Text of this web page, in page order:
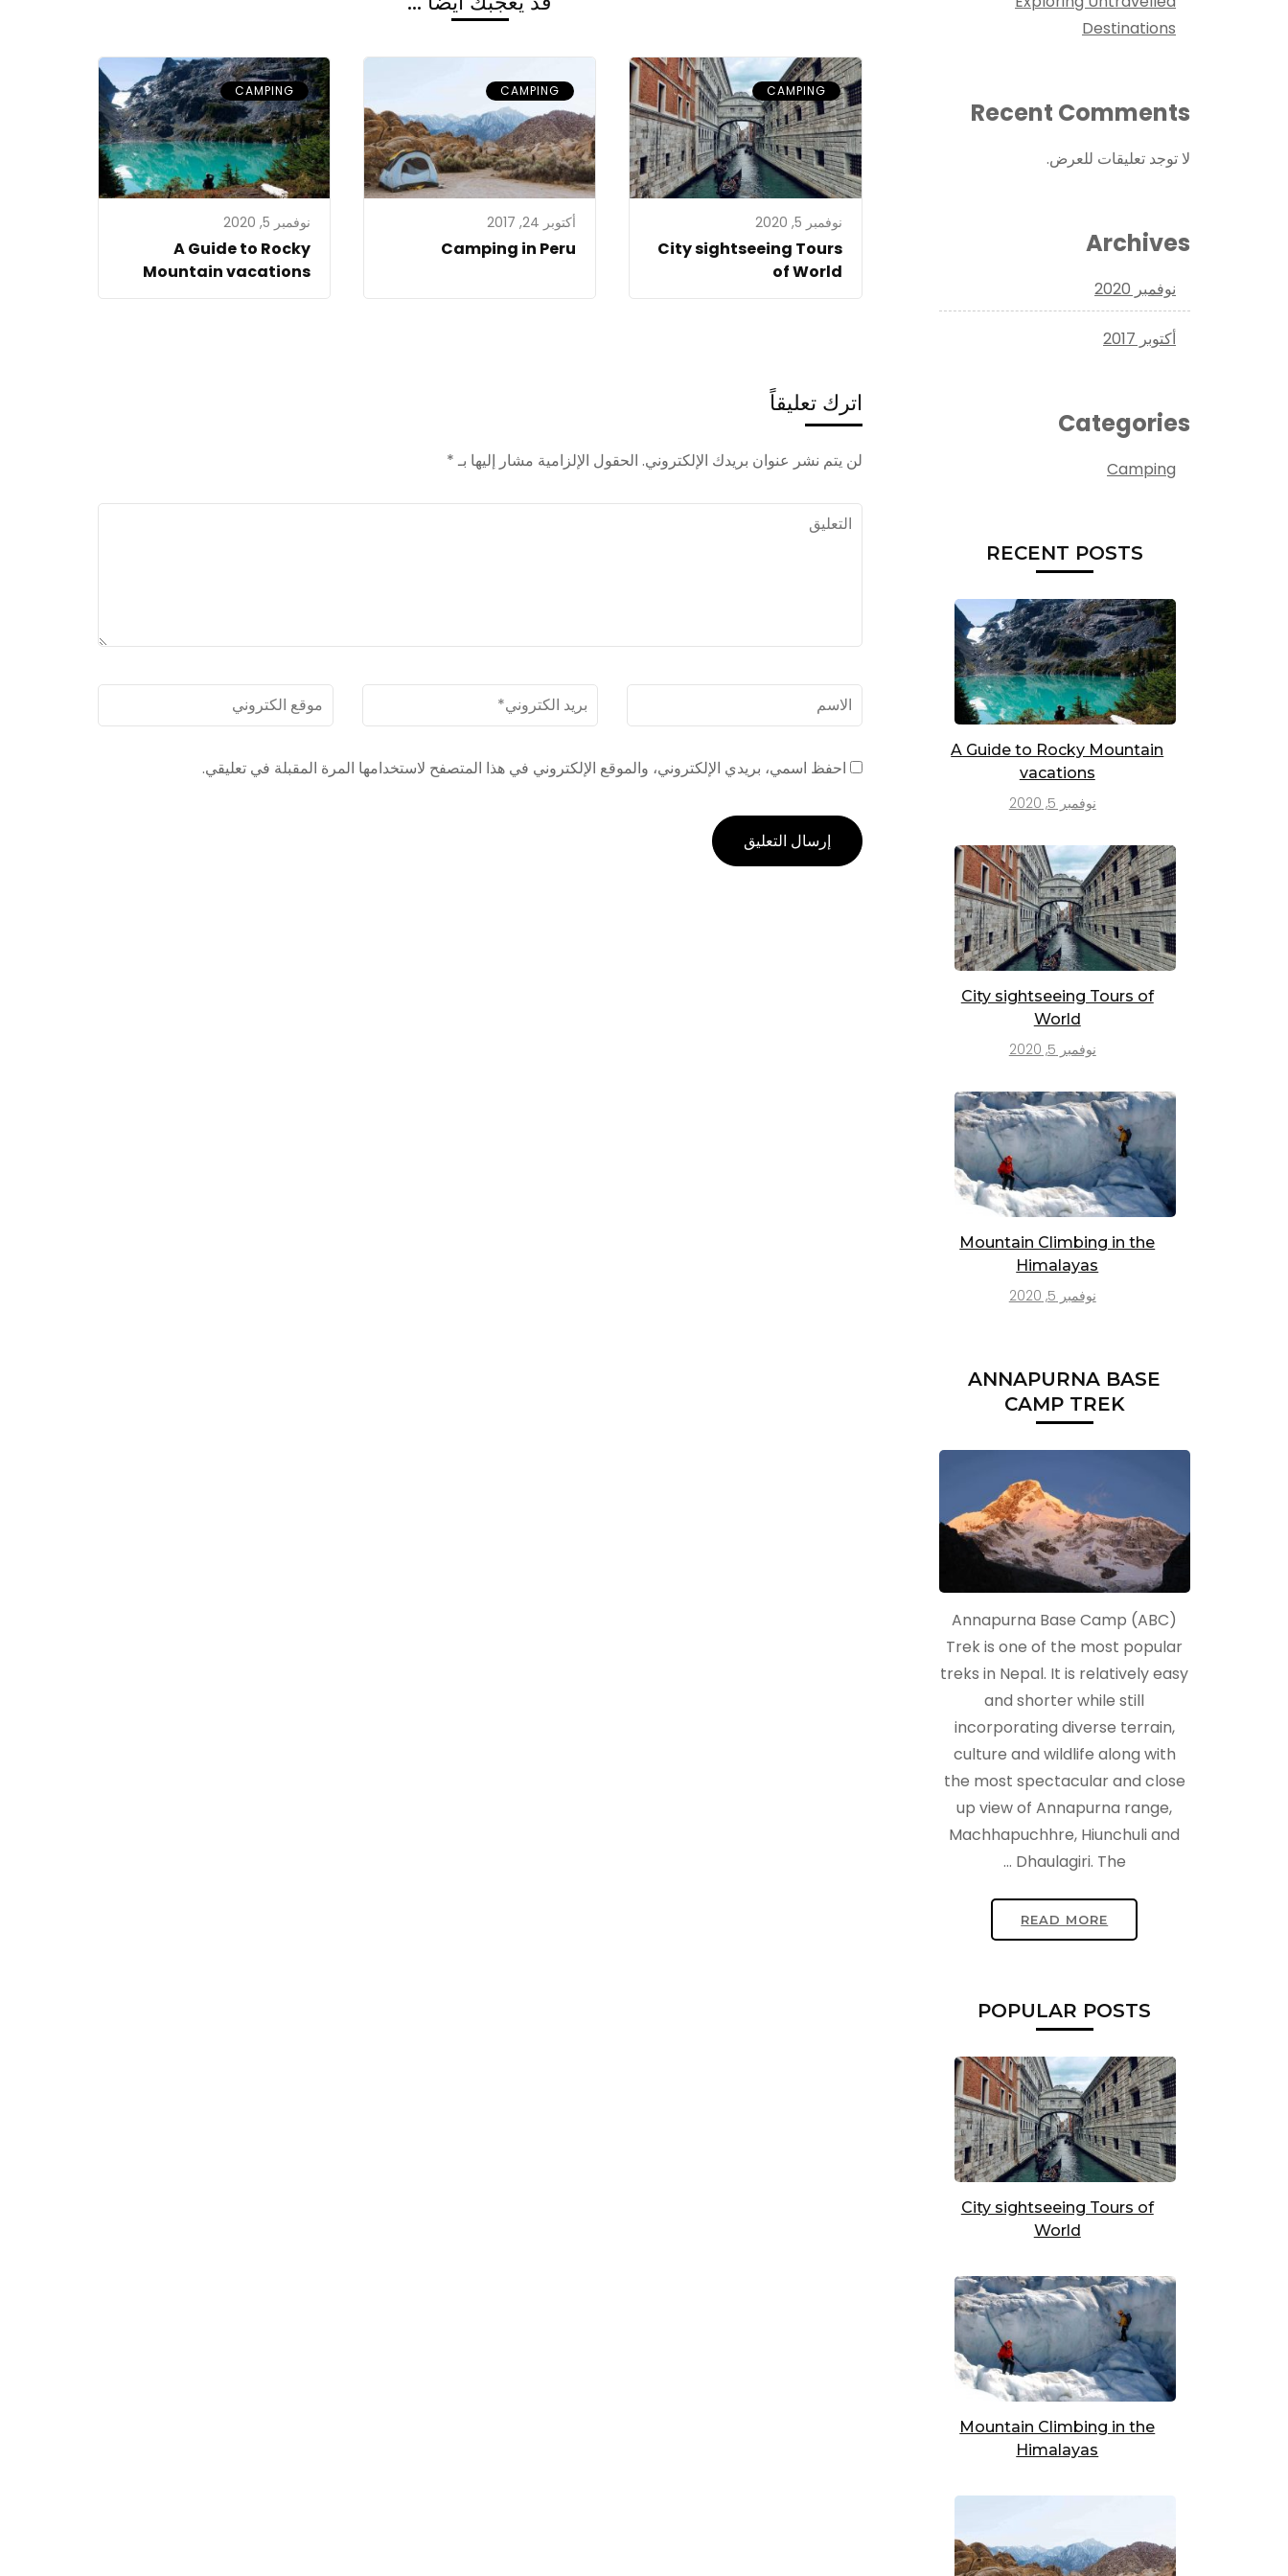
CAMPING
نوفمبر 5, 2020
City sightseeing Tours
of World
CAMPING
أكتوبر 24, 2017
Camping in Peru
CAMPING
نوفمبر 5, 2020
A Guide to Rocky
Mountain vacations
اترك تعليقاً
لن يتم نشر عنوان بريدك الإلكتروني. الحقول الإلزامية مشار إليها بـ*
التعليق
الاسم
الكترونى*
موقع
الكتروني
احفظ اسمي، بريدي الإلكتروني، والموقع الإلكتروني في هذا المتصفح لاستخدامها المرة المقبلة في تعليقي.
Destinations
Recent Comments
لا توجد تعليقات للعرض.
Archives
نوفمبر 2020
أكتوبر 2017
Categories
Camping
RECENT POSTS
A Guide to Rocky Mountain
vacations
نوفمبر 5, 2020
City sightseeing Tours of
World
نوفمبر 5, 2020
Mountain Climbing in the
Himalayas
نوفمبر 5, 2020
ANNAPURNA BASE
CAMP TREK
Annapurna Base Camp (ABC)
Trek is one of the most popular
treks in Nepal. It is relatively easy
and shorter while still
incorporating diverse terrain,
culture and wildlife along with
the most spectacular and close
up view of Annapurna range,
Machhapuchhre, Hiunchuli and
Dhaulagiri. The …
READ MORE
POPULAR POSTS
City sightseeing Tours of
World
Mountain Climbing in the
Himalayas